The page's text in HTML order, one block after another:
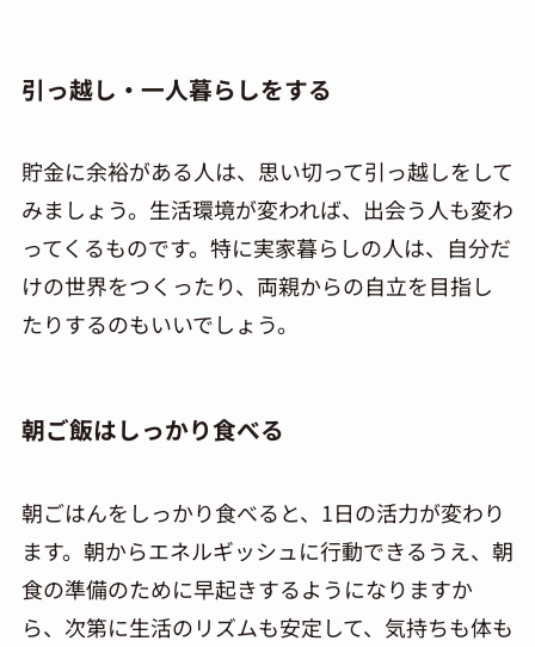
引っ越し・一人暮らしをする
貯金に余裕がある人は、思い切って引っ越しをして
みましょう。生活環境が変われば、出会う人も変わ
ってくるものです。特に実家暮らしの人は、自分だ
けの世界をつくったり、両親からの自立を目指し
たりするのもいいでしょう。
朝ご飯はしっかり食べる
朝ごはんをしっかり食べると、 1日の活力が変わり
ます。朝からエネルギッシュに行動できるうえ、朝
食の準備のために早起きするようになりますか
ら、次第に生活のリズムも安定して、気持ちも体も